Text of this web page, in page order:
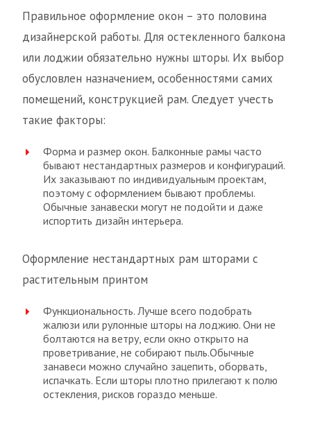
Правильное оформление окон – это половина
дизайнерской работы. Для остекленного балкона
или лоджии обязательно нужны шторы. Их выбор
обусловлен назначением, особенностями самих
помещений, конструкцией рам. Следует учесть
такие факторы:
Форма и размер окон. Балконные рамы часто
бывают нестандартных размеров и конфигураций.
Их заказывают по индивидуальным проектам,
поэтому с оформлением бывают проблемы.
Обычные занавески могут не подойти и даже
испортить дизайн интерьера.
Оформление нестандартных рам шторами с
растительным принтом
Функциональность. Лучше всего подобрать
жалюзи или рулонные шторы на лоджию. Они не
болтаются на ветру, если окно открыто на
проветривание, не собирают пыль.Обычные
занавеси можно случайно зацепить, оборвать,
испачкать. Если шторы плотно прилегают к полю
остекления, рисков гораздо меньше.